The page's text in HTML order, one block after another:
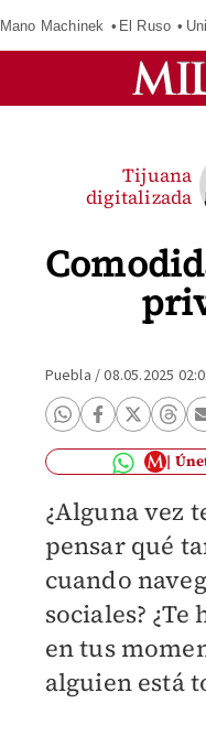
Mano Machinek El Ruso
Tijuana
digitalizada
Puebla /08.05.2025
¿Alguna vez
pensar qué
cuando
sociales?
en tus
alguien está